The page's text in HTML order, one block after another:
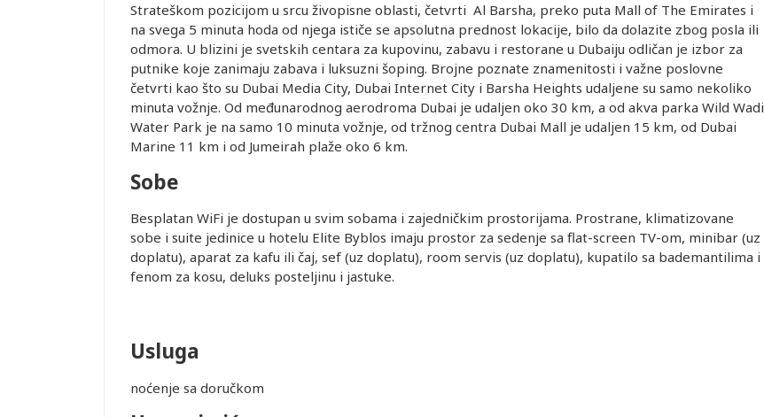
Strateškom pozicijom u srcu živopisne oblasti, četvrti Al Barsha, preko puta Mall of The Emirates i
na svega 5 minuta hoda od njega ističe se apsolutna prednost lokacije, bilo da dolazite zbog posla ili
odmora. U blizini je svetskih centara za kupovinu, zabavu i restorane u Dubaiju odličan je izbor za
putnike koje zanimaju zabava i luksuzni šoping. Brojne poznate znamenitosti i važne poslovne
četvrti kao što su Dubai Media City, Dubai Internet City i Barsha Heights udaljene su samo nekoliko
minuta vožnje. Od međunarodnog aerodroma Dubai je udaljen oko 30 km, a od akva parka Wild Wadi
Water Park je na samo 10 minuta vožnje, od tržnog centra Dubai Mall je udaljen 15 km, od Dubai
Marine 11 km i od Jumeirah plaže oko 6 km.
Sobe
Besplatan WiFi je dostupan u svim sobama i zajedničkim prostorijama. Prostrane, klimatizovane
sobe i suite jedinice u hotelu Elite Byblos imaju prostor za sedenje sa flat-screen TV-om, minibar (uz
doplatu), aparat za kafu ili čaj, sef (uz doplatu), room servis (uz doplatu), kupatilo sa bademantilima i
fenom za kosu, deluks posteljinu i jastuke.
Usluga
noćenje sa doručkom